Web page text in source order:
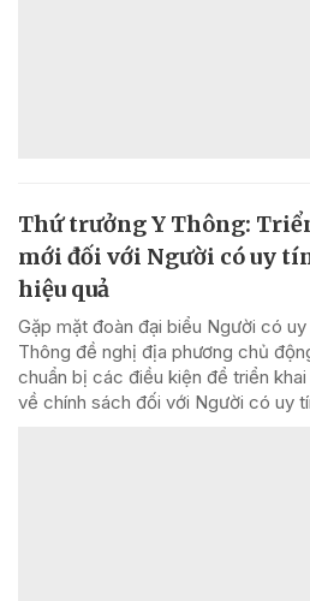
Thứ trưởng Y Thông:
mới đối với Người có uy
hiệu quả
Gặp mặt đoàn đại biểu Người có
Thông đề nghị địa phương chủ
chuẩn bị các điều kiện để triển
về chính sách đối với Người có uy